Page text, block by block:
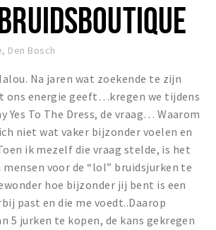
podia
, Den Bosch
Na jaren wat zoekende te zijn
ons energie geeft…kregen we tijdens
Yes To The Dress, de vraag… Waarom
niet wat vaker bijzonder voelen en
ik mezelf die vraag stelde, is het
voor de “lol” bruidsjurken te
hoe bijzonder jij bent is een
past en die me voedt..Daarop
5 jurken te kopen, de kans gekregen